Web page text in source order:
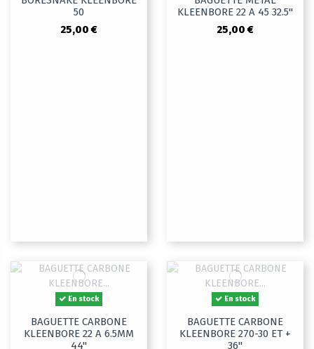
50
25,00 €
KLEENBORE 22 A 45 32.5"
25,00 €
En stock
BAGUETTE CARBONE
KLEENBORE 22 A 6.5MM
44"
En stock
BAGUETTE CARBONE
KLEENBORE 270-30 ET +
36"